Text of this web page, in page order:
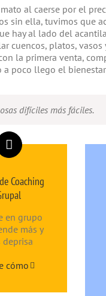
al caerse por el
sin ella, tuvimos que
hay al lado del
cuencos, platos,
la primera venta,
a poco llego el
difíciles más fáciles.
Coaching
en grupo
más y
deprisa
cómo